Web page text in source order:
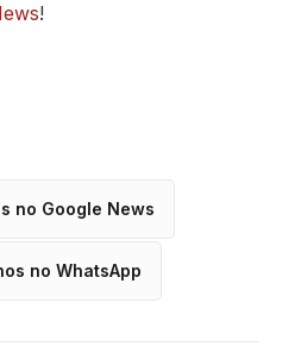
!
no Google News
no WhatsApp